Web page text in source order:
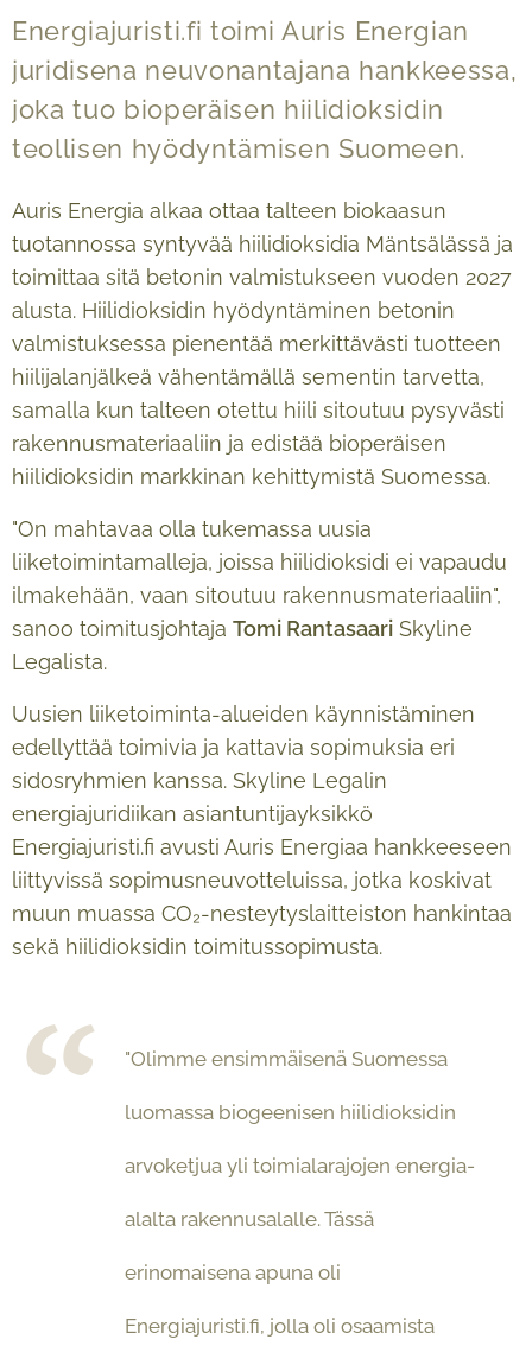
Energiajuristi.fi toimi Auris Energian
juridisena neuvonantajana hankkeessa,
joka tuo bioperäisen hiilidioksidin
teollisen hyödyntämisen Suomeen.
Auris Energia alkaa ottaa talteen biokaasun
tuotannossa syntyvää hiilidioksidia Mäntsälässä ja
toimittaa sitä betonin valmistukseen vuoden 2027
alusta. Hiilidioksidin hyödyntäminen betonin
valmistuksessa pienentää merkittävästi tuotteen
hiilijalanjälkeä vähentämällä sementin tarvetta,
samalla kun talteen otettu hiili sitoutuu pysyvästi
rakennusmateriaaliin ja edistää bioperäisen
hiilidioksidin markkinan kehittymistä Suomessa.
"On mahtavaa olla tukemassa uusia
liiketoimintamalleja, joissa hiilidioksidi ei vapaudu
ilmakehään, vaan sitoutuu rakennusmateriaaliin",
sanoo toimitusjohtaja Tomi Rantasaari Skyline
Legalista.
Uusien liiketoiminta-alueiden käynnistäminen
edellyttää toimivia ja kattavia sopimuksia eri
sidosryhmien kanssa. Skyline Legalin
energiajuridiikan asiantuntijayksikkö
Energiajuristi.fi avusti Auris Energiaa hankkeeseen
liittyvissä sopimusneuvotteluissa, jotka koskivat
muun muassa CO₂-nesteytyslaitteiston hankintaa
sekä hiilidioksidin toimitussopimusta.
"Olimme ensimmäisenä Suomessa
luomassa biogeenisen hiilidioksidin
arvoketjua yli toimialarajojen energia-
alalta rakennusalalle. Tässä
erinomaisena apuna oli
Energiajuristi.fi, jolla oli osaamista